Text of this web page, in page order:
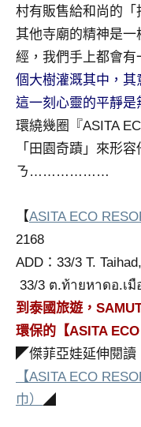
客
及
遊
雜
誌
專
欄、
光
合
作
對
象。
★
村有販售給和尚的
其他寺廟的精神是
經，我們手上都會有
個大樹灌溉其中，其
這一刻心靈的平靜是
環繞幾圈『ASITA
「田園奇蹟」來形
ㄋ………………
【ASITA ECO
2168
ADD：33/3 T.
33/3 ต.ท้ายหาดอ.เมื
到泰國旅遊，
環保的【ASITA
◤傑菲亞娃延伸閱讀
【ASITA ECO
巾）
◢